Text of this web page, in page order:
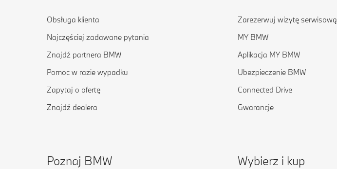
Obsługa klienta
Najczęściej zadawane pytania
Znajdź partnera BMW
Pomoc w razie wypadku
Zapytaj o ofertę
Znajdź dealera
Poznaj BMW
Zarezerwuj wizytę serwisową
MY BMW
Aplikacja MY BMW
Ubezpieczenie BMW
Connected Drive
Gwarancje
Wybierz i kup